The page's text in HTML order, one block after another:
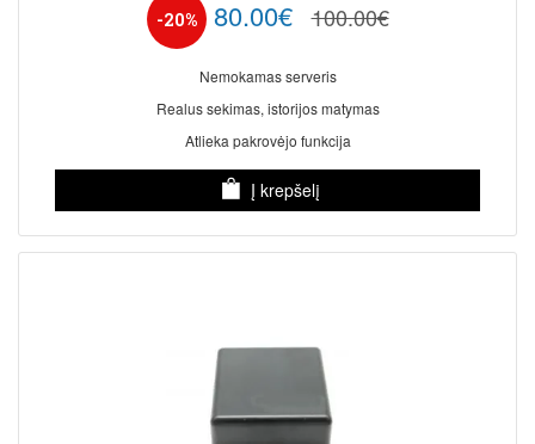
-20% 80.00€ 100.00€
Nemokamas serveris
Realus sekimas, istorijos matymas
Atlieka pakrovėjo funkcija
Į krepšelį